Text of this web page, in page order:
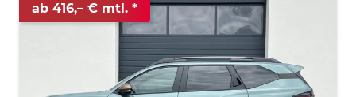
ab 416,– € mtl.